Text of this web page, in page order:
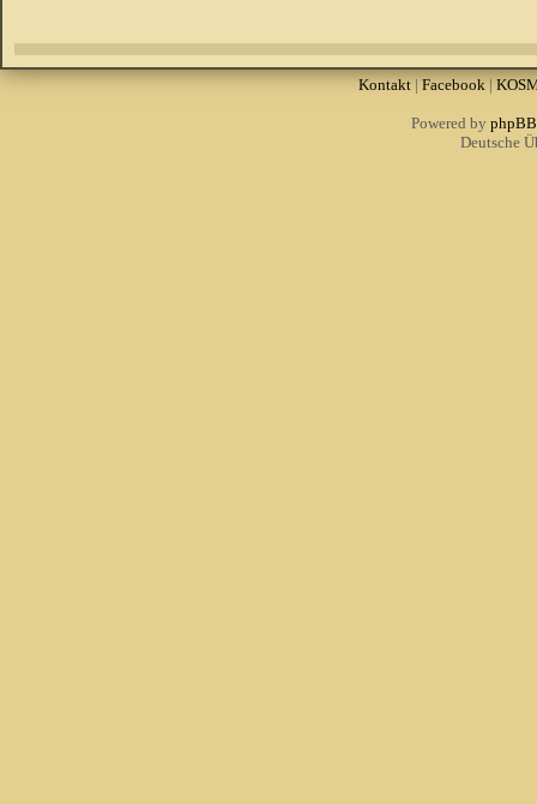
Kontakt| Facebook|
Powered by phpBB
Deutsche